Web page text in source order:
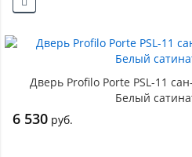
Дверь Profilo Porte PSL-11
Белый
6 530 руб.